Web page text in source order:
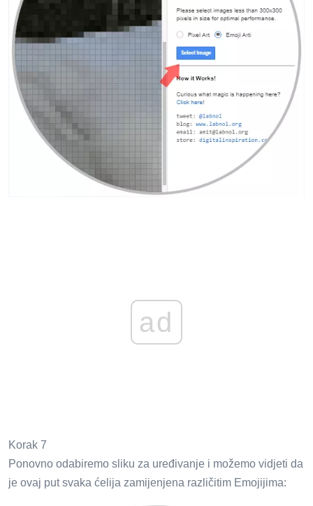
ad
Korak 7
Ponovno odabiremo sliku za uređivanje i možemo vidjeti da
je ovaj put svaka ćelija zamijenjena različitim Emojijima: